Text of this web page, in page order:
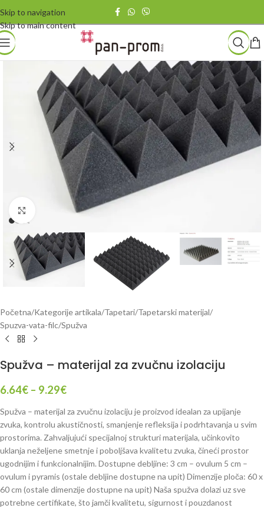
Skip to navigation
Skip to main content
Početna/Kategorije artikala/Tapetari/Tapetarski materijal/
Spuzva-vata-filc/Spužva
Spužva – materijal za zvučnu izolaciju
6.64€ – 9.29€
Spužva – materijal za zvučnu izolaciju je proizvod idealan za upijanje
zvuka, kontrolu akustičnosti, smanjenje refleksija i podrhtavanja u svim
prostorima. Zahvaljujući specijalnoj strukturi materijala, učinkovito
uklanja neželjene smetnje i poboljšava kvalitetu zvuka, čineći prostor
ugodnijim i funkcionalnijim. Dostupne debljine: 3 cm – ovulum 5 cm –
ovulum i pyramis (ostale debljine dostupne na upit) Dimenzije ploča: 60 x
60 cm (ostale dimenzije dostupne na upit) Naša spužva dolazi uz sve
potrebne certifikate, što jamči kvalitetu, sigurnost i pouzdanost